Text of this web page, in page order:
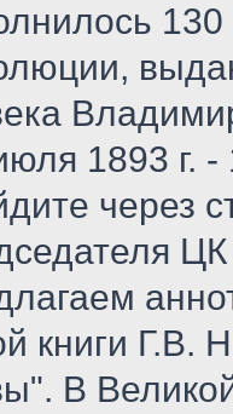
1893 г.
через
книги Г.В.
В